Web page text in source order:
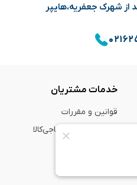
از شهرک جعفریه،هایپر
خدمات مشتریان
قوانین و مقررات
راهنمای خرید از خاجی‌کالا